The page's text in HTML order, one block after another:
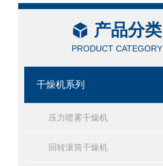
产品分类
PRODUCT CATEGORY
干燥机系列
压力喷雾干燥机
回转滚筒干燥机